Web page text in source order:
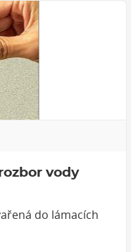
vody
do lámacích